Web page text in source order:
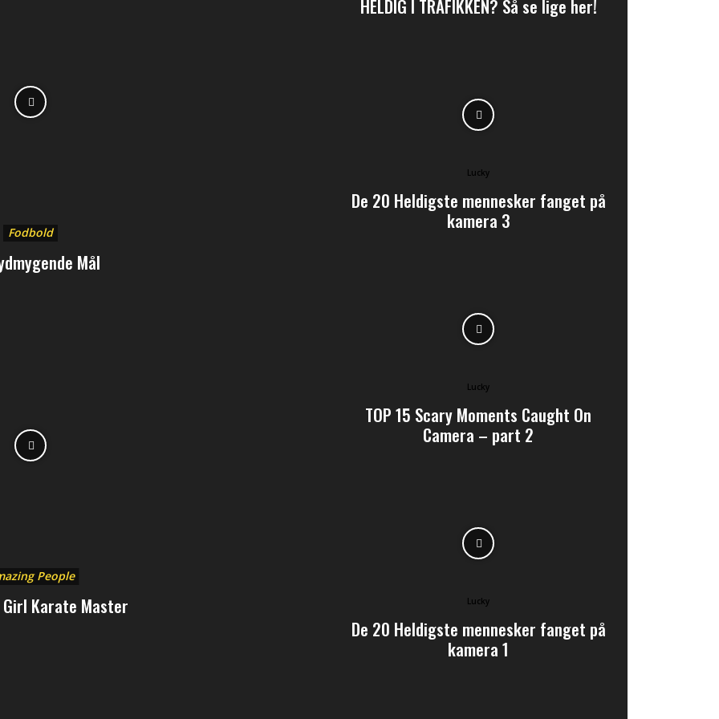
Fodbold
Mål
People
Girl Karate Master
HELDIG I TRAFIKKEN? Så se lige her!
Lucky
De 20 Heldigste mennesker fanget på
kamera 3
Lucky
TOP 15 Scary Moments Caught On
Camera – part 2
Lucky
De 20 Heldigste mennesker fanget på
kamera 1